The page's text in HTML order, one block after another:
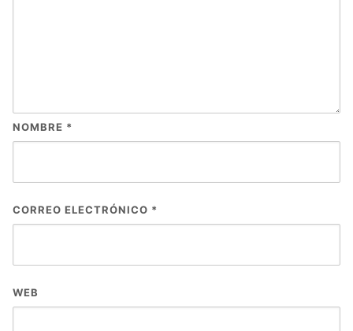
NOMBRE *
CORREO ELECTRÓNICO *
WEB